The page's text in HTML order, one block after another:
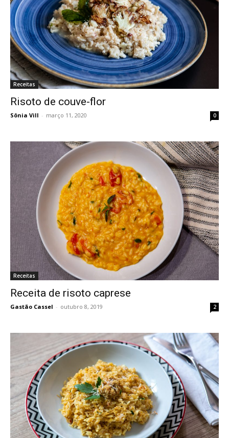
Receitas
Risoto de couve-flor
Sônia Vill - março 11, 2020 0
Receitas
Receita de risoto caprese
Gastão Cassel - outubro 8, 2019 2